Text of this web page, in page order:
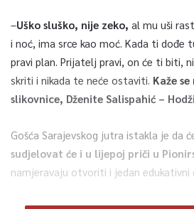
–Uško sluško, nije zeko, al mu uši
i noć, ima srce kao moć. Kada ti dođe
pravi plan. Prijatelj pravi, on će ti biti,
skriti i nikada te neće ostaviti. Kaže
slikovnice, Dženite Salispahić –
Gošća Sarajevskog jutra istakla je da
sudjelovat će i u lijepoj priči u
namjeravaju otvoriti i jedan edukativni